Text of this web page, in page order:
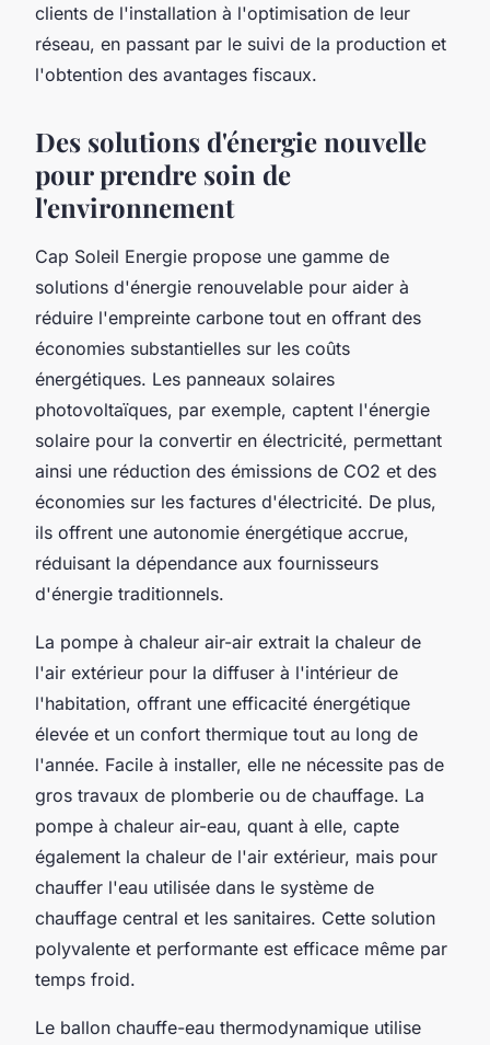
clients de l'installation à l'optimisation de leur
réseau, en passant par le suivi de la production et
l'obtention des avantages fiscaux.
Des solutions d'énergie nouvelle
pour prendre soin de
l'environnement
Cap Soleil Energie propose une gamme de
solutions d'énergie renouvelable pour aider à
réduire l'empreinte carbone tout en offrant des
économies substantielles sur les coûts
énergétiques. Les panneaux solaires
photovoltaïques, par exemple, captent l'énergie
solaire pour la convertir en électricité, permettant
ainsi une réduction des émissions de CO2 et des
économies sur les factures d'électricité. De plus,
ils offrent une autonomie énergétique accrue,
réduisant la dépendance aux fournisseurs
d'énergie traditionnels.
La pompe à chaleur air-air extrait la chaleur de
l'air extérieur pour la diffuser à l'intérieur de
l'habitation, offrant une efficacité énergétique
élevée et un confort thermique tout au long de
l'année. Facile à installer, elle ne nécessite pas de
gros travaux de plomberie ou de chauffage. La
pompe à chaleur air-eau, quant à elle, capte
également la chaleur de l'air extérieur, mais pour
chauffer l'eau utilisée dans le système de
chauffage central et les sanitaires. Cette solution
polyvalente et performante est efficace même par
temps froid.
Le ballon chauffe-eau thermodynamique utilise